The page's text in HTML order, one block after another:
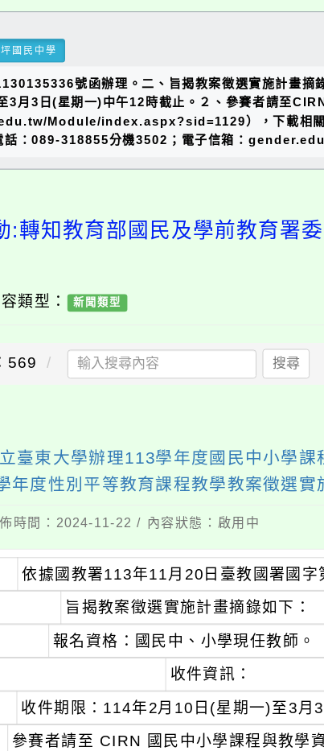
國民中學
號函辦理。二、旨揭教案徵選實施計畫摘
月3日(星期一)中午12時截止。２、參賽者請至
Module/index.aspx?sid=1129），下載相關
話：089-318855分機3502；電子信箱：
:轉知教育部國民及學前教育署
類型： 新聞類型
569 搜尋
臺東大學辦理113學年度國民中小學
度性別平等教育課程教學教案徵選實
時間：2024-11-22 / 內容狀態：啟用中
依據國教署113年11月20日臺教國署國字
旨揭教案徵選實施計畫摘錄如下：
報名資格：國民中、小學現任教師。
收件資訊：
收件期限：114年2月10日(星期一)至3月
參賽者請至 CIRN 國民中小學課程與教學